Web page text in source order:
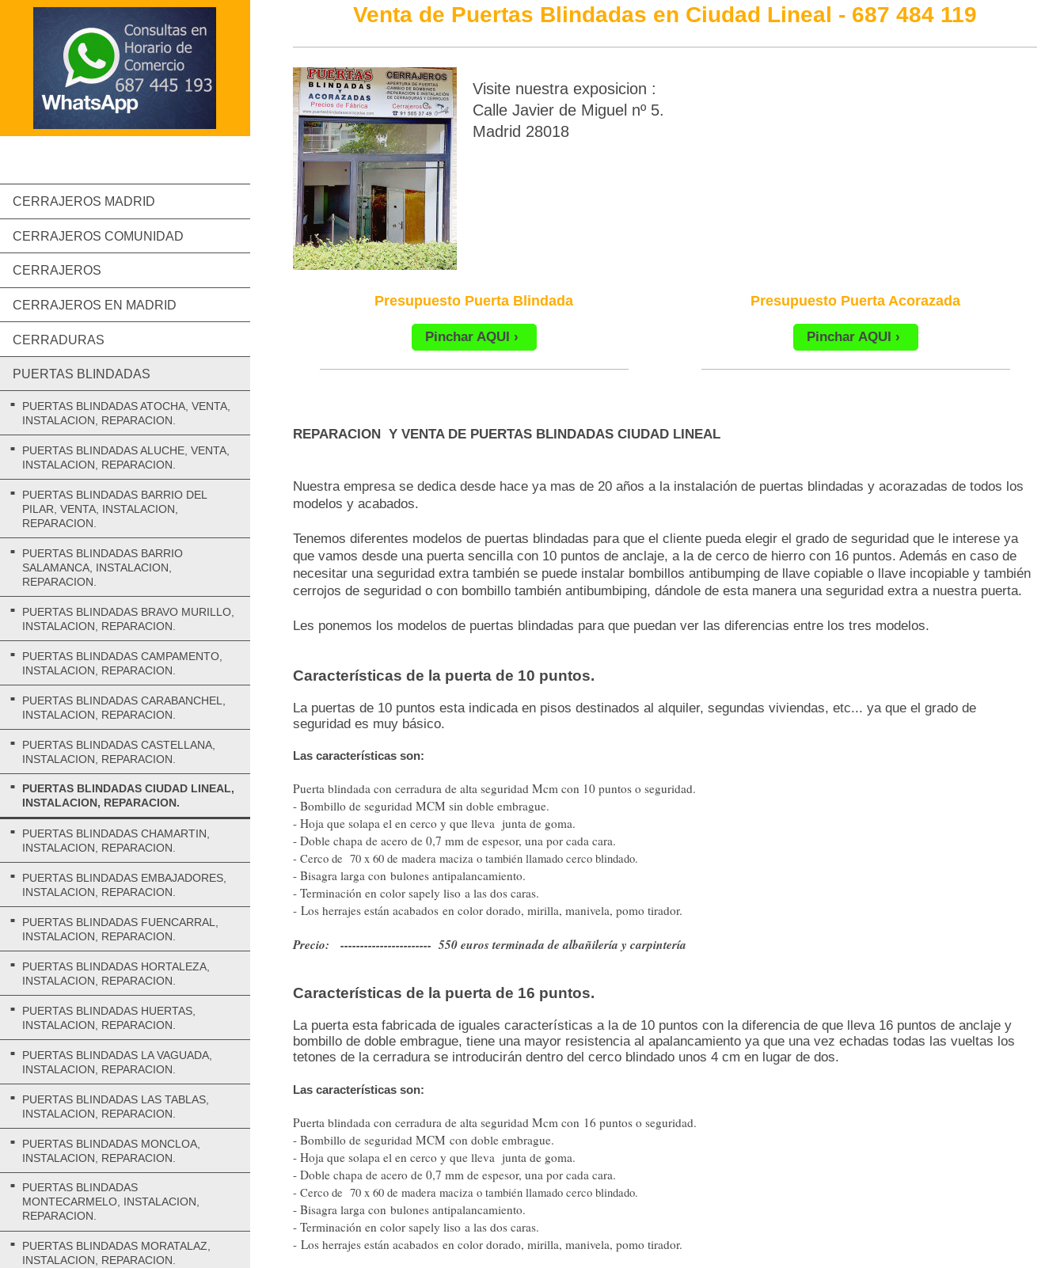
CERRAJEROS MADRID
CERRAJEROS COMUNIDAD
CERRAJEROS
CERRAJEROS EN MADRID
CERRADURAS
PUERTAS BLINDADAS
PUERTAS BLINDADAS ATOCHA, VENTA,
INSTALACION, REPARACION.
PUERTAS BLINDADAS ALUCHE, VENTA,
INSTALACION, REPARACION.
PUERTAS BLINDADAS BARRIO DEL
PILAR, VENTA, INSTALACION,
REPARACION.
PUERTAS BLINDADAS BARRIO
SALAMANCA, INSTALACION,
REPARACION.
PUERTAS BLINDADAS BRAVO MURILLO,
INSTALACION, REPARACION.
PUERTAS BLINDADAS CAMPAMENTO,
INSTALACION, REPARACION.
PUERTAS BLINDADAS CARABANCHEL,
INSTALACION, REPARACION.
PUERTAS BLINDADAS CASTELLANA,
INSTALACION, REPARACION.
PUERTAS BLINDADAS CIUDAD LINEAL,
INSTALACION, REPARACION.
PUERTAS BLINDADAS CHAMARTIN,
INSTALACION, REPARACION.
PUERTAS BLINDADAS EMBAJADORES,
INSTALACION, REPARACION.
PUERTAS BLINDADAS FUENCARRAL,
INSTALACION, REPARACION.
PUERTAS BLINDADAS HORTALEZA,
INSTALACION, REPARACION.
PUERTAS BLINDADAS HUERTAS,
INSTALACION, REPARACION.
PUERTAS BLINDADAS LA VAGUADA,
INSTALACION, REPARACION.
PUERTAS BLINDADAS LAS TABLAS,
INSTALACION, REPARACION.
PUERTAS BLINDADAS MONCLOA,
INSTALACION, REPARACION.
PUERTAS BLINDADAS
MONTECARMELO, INSTALACION,
REPARACION.
PUERTAS BLINDADAS MORATALAZ,
INSTALACION, REPARACION.
Venta de Puertas Blindadas en Ciudad Lineal - 687 484 119
Visite nuestra exposicion :
Calle Javier de Miguel nº 5.
Madrid 28018
Presupuesto Puerta Blindada
Pinchar AQUI
Presupuesto Puerta Acorazada
Pinchar AQUI
REPARACION Y VENTA DE PUERTAS BLINDADAS CIUDAD LINEAL
Nuestra empresa se dedica desde hace ya mas de 20 años a la instalación de puertas blindadas y acorazadas de todos los
modelos y acabados.
Tenemos diferentes modelos de puertas blindadas para que el cliente pueda elegir el grado de seguridad que le interese ya
que vamos desde una puerta sencilla con 10 puntos de anclaje, a la de cerco de hierro con 16 puntos. Además en caso de
necesitar una seguridad extra también se puede instalar bombillos antibumping de llave copiable o llave incopiable y también
cerrojos de seguridad o con bombillo también antibumbiping, dándole de esta manera una seguridad extra a nuestra puerta.
Les ponemos los modelos de puertas blindadas para que puedan ver las diferencias entre los tres modelos.
Características de la puerta de 10 puntos.
La puertas de 10 puntos esta indicada en pisos destinados al alquiler, segundas viviendas, etc... ya que el grado de
seguridad es muy básico.
Las características son:
Puerta blindada con cerradura de alta seguridad Mcm con 10 puntos o seguridad.
- Bombillo de seguridad MCM sin doble embrague.
- Hoja que solapa el en cerco y que lleva junta de goma.
- Doble chapa de acero de 0,7 mm de espesor, una por cada cara.
- Cerco de 70 x 60 de madera maciza o también llamado cerco blindado.
- Bisagra larga con bulones antipalancamiento.
- Terminación en color sapely liso a las dos caras.
- Los herrajes están acabados en color dorado, mirilla, manivela, pomo tirador.
Precio: ----------------------- 550 euros terminada de albañilería y carpintería
Características de la puerta de 16 puntos.
La puerta esta fabricada de iguales características a la de 10 puntos con la diferencia de que lleva 16 puntos de anclaje y
bombillo de doble embrague, tiene una mayor resistencia al apalancamiento ya que una vez echadas todas las vueltas los
tetones de la cerradura se introducirán dentro del cerco blindado unos 4 cm en lugar de dos.
Las características son:
Puerta blindada con cerradura de alta seguridad Mcm con 16 puntos o seguridad.
- Bombillo de seguridad MCM con doble embrague.
- Hoja que solapa el en cerco y que lleva junta de goma.
- Doble chapa de acero de 0,7 mm de espesor, una por cada cara.
- Cerco de 70 x 60 de madera maciza o también llamado cerco blindado.
- Bisagra larga con bulones antipalancamiento.
- Terminación en color sapely liso a las dos caras.
- Los herrajes están acabados en color dorado, mirilla, manivela, pomo tirador.